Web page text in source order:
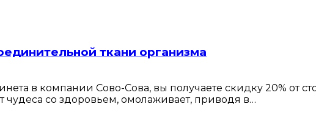
ткани организма
в компании Сово-Сова, вы получаете скидку 20% от
чудеса со здоровьем, омолаживает, приводя в…